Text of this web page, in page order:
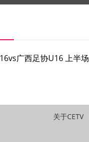
广西足协U16 上半场
关于CETV